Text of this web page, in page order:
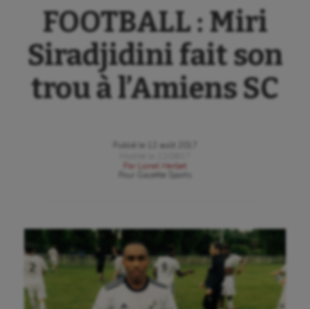
FOOTBALL : Miri
Siradjidini fait son
trou à l’Amiens SC
Publié le
12 août 2017
Par
Lionel Herbet
Gazette Sports